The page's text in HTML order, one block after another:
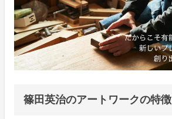
篠田英治のアートワークの特徴